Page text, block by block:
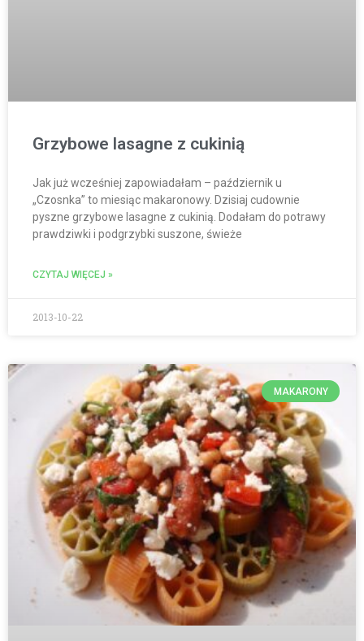
Grzybowe lasagne z cukinią
Jak już wcześniej zapowiadałam – październik u
„Czosnka” to miesiąc makaronowy. Dzisiaj cudownie
pyszne grzybowe lasagne z cukinią. Dodałam do potrawy
prawdziwki i podgrzybki suszone, świeże
CZYTAJ WIĘCEJ »
2013-10-22
MAKARONY